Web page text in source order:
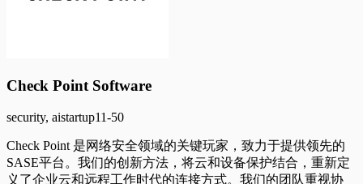
Check Point Software
security, aistartup11-50
Check Point 是网络安全领域的关键玩家，致力于提供领先的
SASE平台。我们的创新方法，将云和设备保护结合，重新定
义了企业云和远程工作时代的连接方式。我们的团队重视协